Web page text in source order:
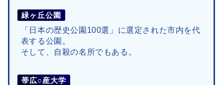
緑ヶ丘公園
「日本の歴史公園100選」に選定された市内を代
表する公園。
そして、自殺の名所でもある。
帯広○産大学